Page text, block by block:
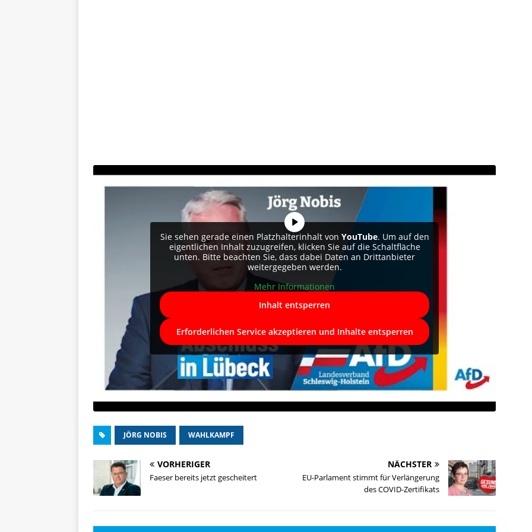
Sie sehen gerade einen Platzhalterinhalt von YouTube. Um auf den
eigentlichen Inhalt zuzugreifen, klicken Sie auf die Schaltfläche
unten. Bitte beachten Sie, dass dabei Daten an Drittanbieter
weitergegeben werden.
Mehr Informationen
Inhalt entsperren
Erforderlichen Service akzeptieren und Inhalte entsperren
JÖRG NOBIS WAHLKAMPF
VORHERIGER
Faeser bereits jetzt gescheitert
NÄCHSTER
EU-Parlament stimmt für Verlängerung
des COVID-Zertifikats